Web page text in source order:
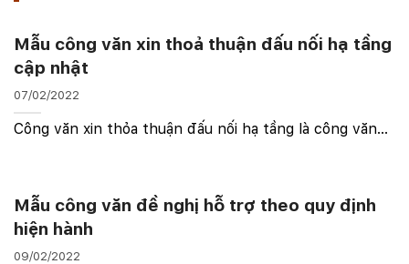
Mẫu công văn xin thoả thuận đấu nối hạ tầng
cập nhật
07/02/2022
Công văn xin thỏa thuận đấu nối hạ tầng là công văn
Mẫu công văn đề nghị hỗ trợ theo quy định
hiện hành
09/02/2022